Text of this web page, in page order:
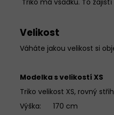
Triko má vsadku. To
Velikost
Váháte jakou velikost si
Modelka s velikostí XS
Triko velikost XS, rovný
Výška: